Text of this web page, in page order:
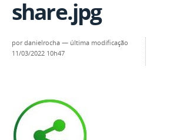
share.jpg
pordanielrocha — última modificação
11/03/2022 10h47